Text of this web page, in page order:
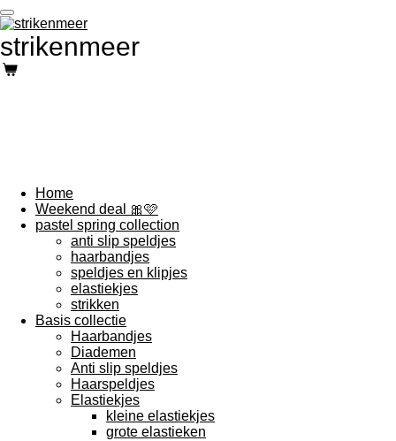
Ga
direct
naar
de
hoofdinhoud
strikenmeer
Home
Weekend deal 🎀🩷
pastel spring collection
anti slip speldjes
haarbandjes
speldjes en klipjes
elastiekjes
strikken
Basis collectie
Haarbandjes
Diademen
Anti slip speldjes
Haarspeldjes
Elastiekjes
kleine elastiekjes
grote elastieken